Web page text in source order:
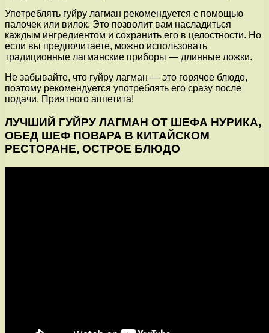
Употреблять гуйру лагман рекомендуется с помощью
палочек или вилок. Это позволит вам насладиться
каждым ингредиентом и сохранить его в целостности. Но
если вы предпочитаете, можно использовать
традиционные лагманские приборы — длинные ложки.
Не забывайте, что гуйру лагман — это горячее блюдо,
поэтому рекомендуется употреблять его сразу после
подачи. Приятного аппетита!
ЛУЧШИЙ ГУЙРУ ЛАГМАН ОТ ШЕФА НУРИКА,
ОБЕД ШЕФ ПОВАРА В КИТАЙСКОМ
РЕСТОРАНЕ, ОСТРОЕ БЛЮДО